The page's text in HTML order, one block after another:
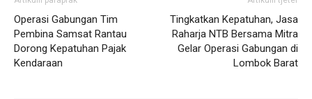
Operasi Gabungan Tim
Pembina Samsat Rantau
Dorong Kepatuhan Pajak
Kendaraan
Tingkatkan Kepatuhan, Jasa
Raharja NTB Bersama Mitra
Gelar Operasi Gabungan di
Lombok Barat